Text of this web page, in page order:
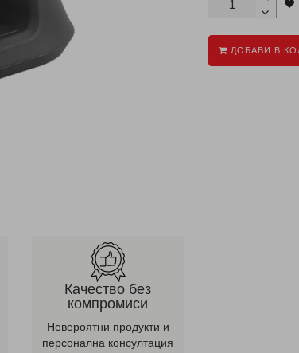
Качество без
компромиси
Невероятни продукти и
персонална консултация
ДОБАВИ В